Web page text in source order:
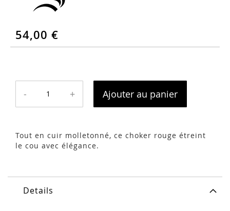
54,00 €
- + Ajouter au panier
Tout en cuir molletonné, ce choker rouge étreint
le cou avec élégance.
Details